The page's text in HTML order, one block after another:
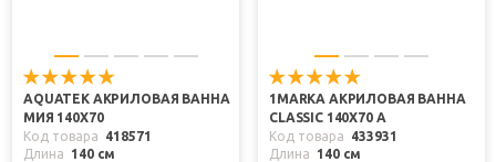
AQUATEK АКРИЛОВАЯ ВАННА
МИЯ 140X70
Код товара
418571
Длина
140 см
1MARKA АКРИЛОВАЯ ВАННА
CLASSIC 140Х70 А
Код товара
433931
Длина
140 см